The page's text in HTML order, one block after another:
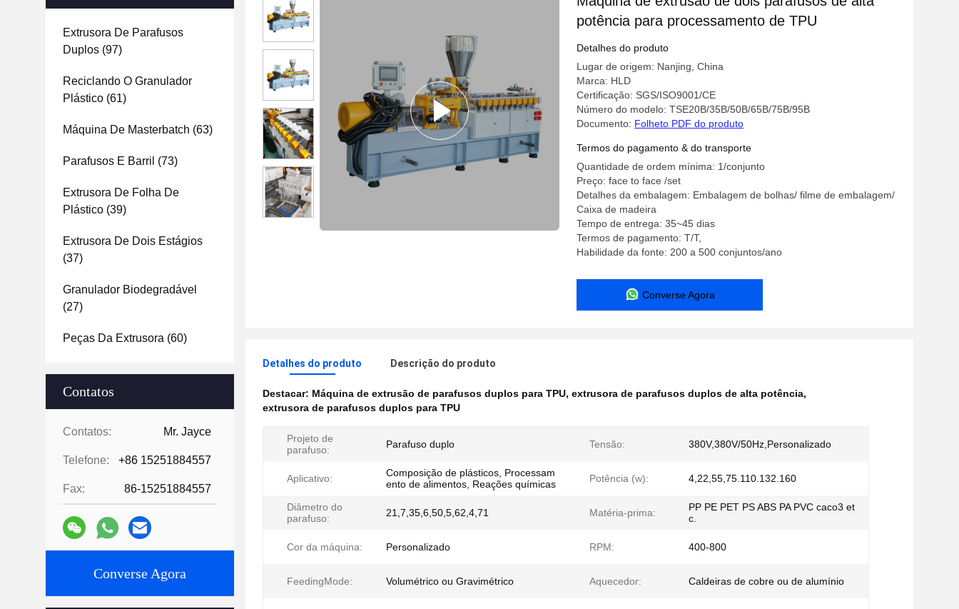
Extrusora De Parafusos
Duplos (97)
Reciclando O Granulador
Plástico (61)
Máquina De Masterbatch (63)
Parafusos E Barril (73)
Extrusora De Folha De
Plástico (39)
Extrusora De Dois Estágios
(37)
Granulador Biodegradável
(27)
Peças Da Extrusora (60)
Contatos
Contatos: Mr. Jayce
Telefone: +86 15251884557
Fax: 86-15251884557
Converse Agora
potência para processamento de TPU
Detalhes do produto
Lugar de origem: Nanjing, China
Marca: HLD
Certificação: SGS/ISO9001/CE
Número do modelo: TSE20B/35B/50B/65B/75B/95B
Documento: Folheto PDF do produto
Termos do pagamento & do transporte
Quantidade de ordem mínima: 1/conjunto
Preço: face to face /set
Detalhes da embalagem: Embalagem de bolhas/ filme de embalagem/
Caixa de madeira
Tempo de entrega: 35~45 dias
Termos de pagamento: T/T,
Habilidade da fonte: 200 a 500 conjuntos/ano
Converse Agora
Detalhes do produto Descrição do produto
Destacar: Máquina de extrusão de parafusos duplos para TPU, extrusora de parafusos duplos de alta potência,
extrusora de parafusos duplos para TPU
Projeto de
parafuso:
Parafuso duplo Tensão: 380V,380V/50Hz,Personalizado
Aplicativo:
Composição de plásticos, Processam
ento de alimentos, Reações químicas
Potência (w): 4,22,55,75.110.132.160
Diâmetro do
parafuso:
21,7,35,6,50,5,62,4,71 Matéria-prima:
PP PE PET PS ABS PA PVC caco3 et
c.
Cor da máquina: Personalizado RPM: 400-800
FeedingMode: Volumétrico ou Gravimétrico Aquecedor: Caldeiras de cobre ou de alumínio